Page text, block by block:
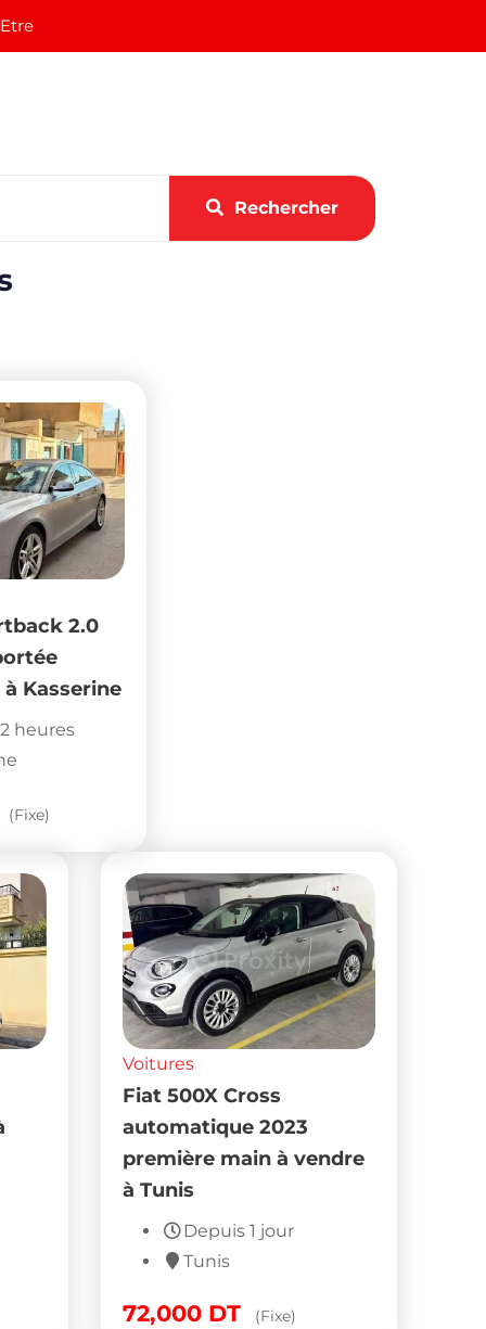
Rechercher
2.0
Kasserine
heures
(Fixe)
Voitures
Fiat 500X Cross
automatique 2023
première main à vendre
à Tunis
Depuis 1 jour
Tunis
72,000 DT (Fixe)